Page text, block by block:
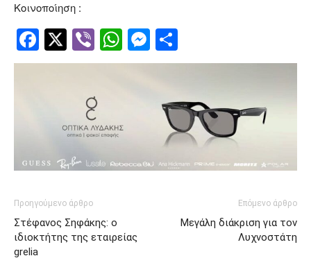
Κοινοποίηση :
Facebook
Twitter
ViberWhatsApp
Messenger
Προηγούμενο άρθρο
Στέφανος Σηφάκης: ο
ιδιοκτήτης της εταιρείας
grelia
Επόμενο άρθρο
Μεγάλη διάκριση για τον
Λυχνοστάτη